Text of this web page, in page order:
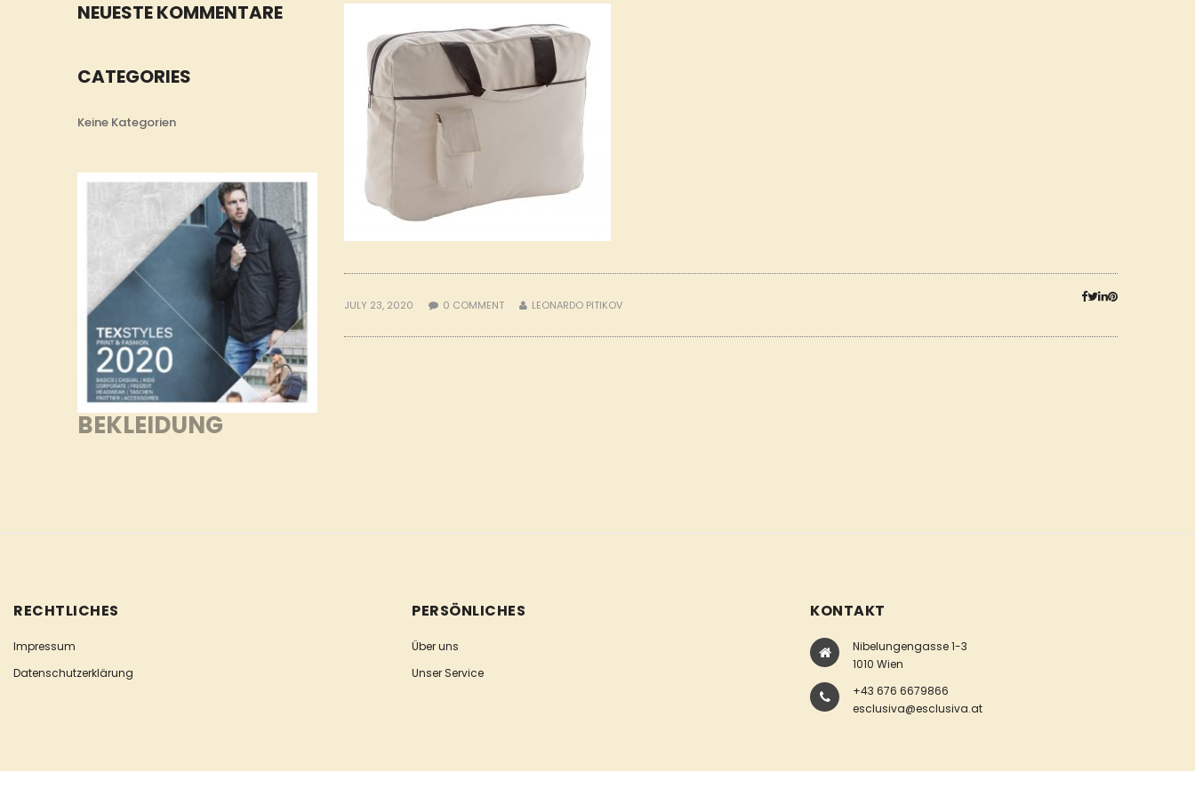
NEUESTE KOMMENTARE
CATEGORIES
Keine Kategorien
BEKLEIDUNG
JULY 23, 2020 0 COMMENT LEONARDO PITIKOV
RECHTLICHES
Impressum
Datenschutzerklärung
PERSÖNLICHES
Über uns
Unser Service
KONTAKT
Nibelungengasse 1-3
1010 Wien
+43 676 6679866
esclusiva@esclusiva.at